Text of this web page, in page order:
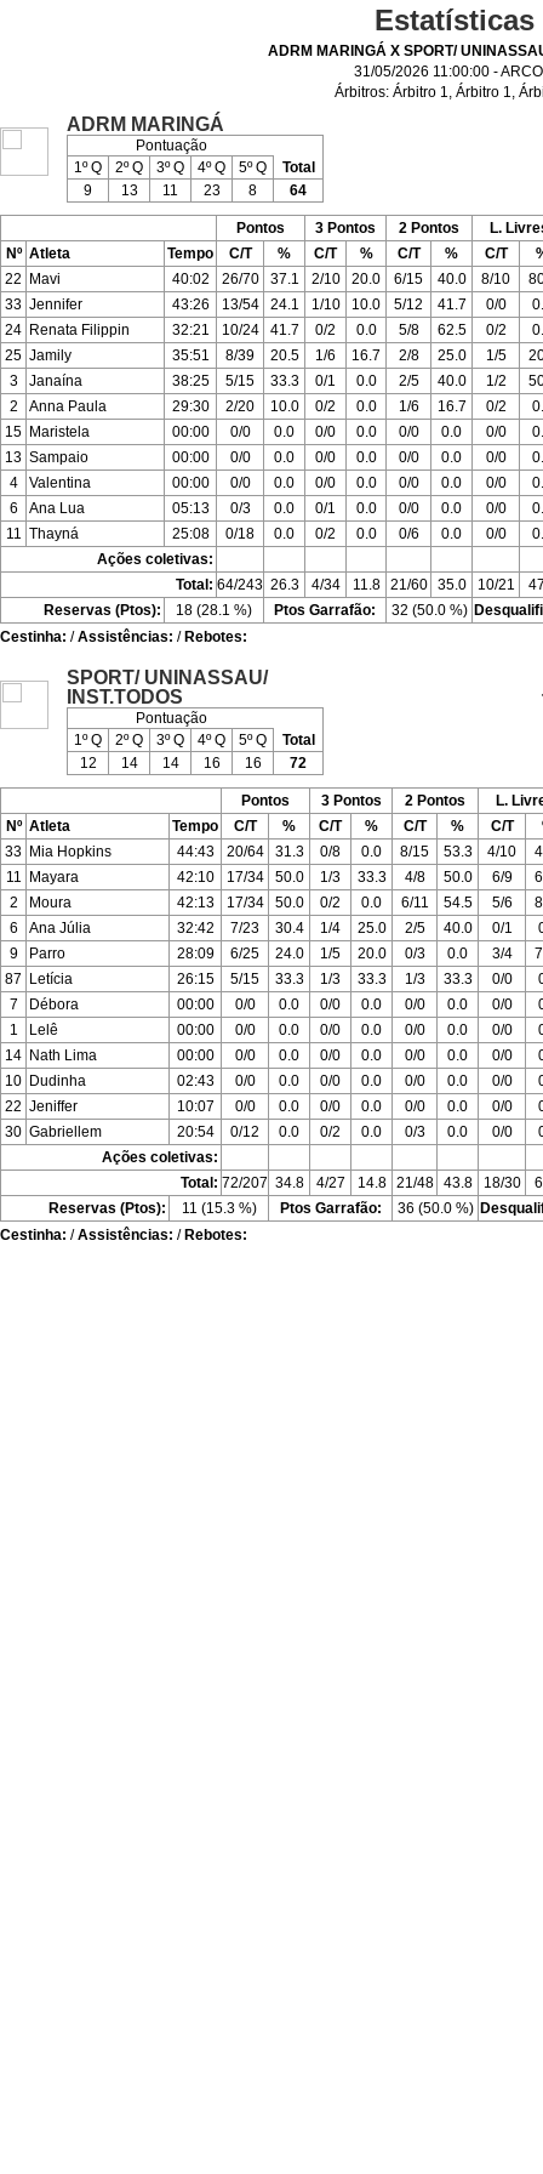
Estatísticas
ADRM MARINGÁ X SPORT/
31/05/2026 11:00:00 -
Árbitros: Árbitro 1, Árbitro 1,
ADRM MARINGÁ
Pontuação
1º Q
2º Q 3º Q 4º Q 5º Q
Total
9
13 11 23 8 64
Pontos 3 Pontos 2 Pontos
L.
Nº Atleta Tempo C/T % C/T % C/T % C/T
22
Mavi 40:02 26/70 37.1 2/10 20.0 6/15 40.0 8/10
33 Jennifer 43:26 13/54 24.1 1/10 10.0 5/12 41.7 0/0
24 Renata Filippin 32:21 10/24 41.7 0/2 0.0 5/8 62.5 0/2
25 Jamily 35:51 8/39 20.5 1/6 16.7 2/8 25.0 1/5
3
Janaína 38:25 5/15 33.3 0/1 0.0 2/5 40.0 1/2
2
Anna Paula 29:30 2/20 10.0 0/2 0.0 1/6 16.7 0/2
15 Maristela 00:00 0/0 0.0 0/0 0.0 0/0 0.0 0/0
13 Sampaio 00:00 0/0 0.0 0/0 0.0 0/0 0.0 0/0
4
Valentina 00:00 0/0 0.0 0/0 0.0 0/0 0.0 0/0
6
Ana Lua 05:13 0/3 0.0 0/1 0.0 0/0 0.0 0/0
11 Thayná 25:08 0/18 0.0 0/2 0.0 0/6 0.0 0/0
Ações coletivas:
Total: 64/243 26.3 4/34 11.8 21/60 35.0 10/21
Reservas (Ptos):
18 (28.1 %) Ptos Garrafão: 32 (50.0 %)
Cestinha: /Assistências: / Rebotes:
SPORT/ UNINASSAU/
INST.TODOS
Pontuação
1º Q
2º Q 3º Q 4º Q 5º Q
Total
12
14 14 16 16 72
Pontos 3 Pontos 2 Pontos
L.
Nº Atleta Tempo C/T % C/T % C/T % C/T
33 Mia Hopkins 44:43 20/64 31.3 0/8 0.0 8/15 53.3 4/10
11
Mayara 42:10 17/34 50.0 1/3 33.3 4/8 50.0 6/9
2
Moura 42:13 17/34 50.0 0/2 0.0 6/11 54.5 5/6
6
Ana Júlia 32:42 7/23 30.4 1/4 25.0 2/5 40.0 0/1
9
Parro 28:09 6/25 24.0 1/5 20.0 0/3 0.0 3/4
87
Letícia 26:15 5/15 33.3 1/3 33.3 1/3 33.3 0/0
7
Débora 00:00 0/0 0.0 0/0 0.0 0/0 0.0 0/0
1
Lelê 00:00 0/0 0.0 0/0 0.0 0/0 0.0 0/0
14 Nath Lima 00:00 0/0 0.0 0/0 0.0 0/0 0.0 0/0
10 Dudinha 02:43 0/0 0.0 0/0 0.0 0/0 0.0 0/0
22 Jeniffer 10:07 0/0 0.0 0/0 0.0 0/0 0.0 0/0
30 Gabriellem 20:54 0/12 0.0 0/2 0.0 0/3 0.0 0/0
Ações coletivas:
Total: 72/207 34.8 4/27 14.8 21/48 43.8 18/30
Reservas (Ptos):
11 (15.3 %) Ptos Garrafão: 36 (50.0 %)
Cestinha: /Assistências: / Rebotes: